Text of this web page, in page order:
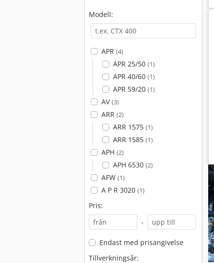
Modell:
APR (4)
APR 25/50 (1)
APR 40/60 (1)
APR 59/20 (1)
AV(3)
ARR (2)
ARR 1575 (1)
ARR 1585 (1)
APH (2)
APH 6530 (2)
AFW (1)
A P R 3020 (1)
Pris:
-
Endast med prisangivelse
Tillverkningsår: